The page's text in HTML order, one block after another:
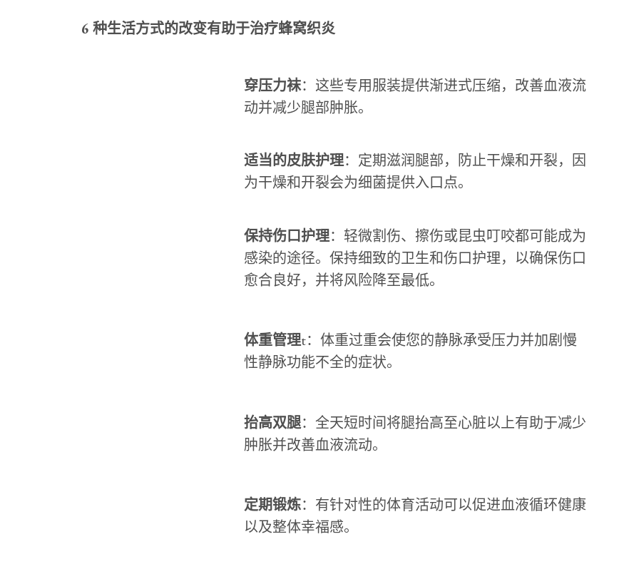
6 种生活方式的改变有助于治疗蜂窝织炎
穿压力袜：这些专用服装提供渐进式压缩，改善血液流
动并减少腿部肿胀。
适当的皮肤护理：定期滋润腿部，防止干燥和开裂，因
为干燥和开裂会为细菌提供入口点。
保持伤口护理：轻微割伤、擦伤或昆虫叮咬都可能成为
感染的途径。保持细致的卫生和伤口护理，以确保伤口
愈合良好，并将风险降至最低。
体重管理t：体重过重会使您的静脉承受压力并加剧慢
性静脉功能不全的症状。
抬高双腿：全天短时间将腿抬高至心脏以上有助于减少
肿胀并改善血液流动。
定期锻炼：有针对性的体育活动可以促进血液循环健康
以及整体幸福感。